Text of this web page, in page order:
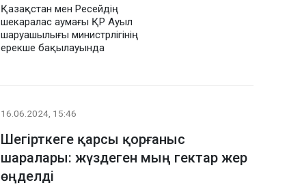
Қазақстан мен Ресейдің
шекаралас аумағы ҚР Ауыл
шаруашылығы министрлігінің
ерекше бақылауында
16.06.2024, 15:46
Шегірткеге қарсы қорғаныс
шаралары: жүздеген мың гектар жер
өңделді